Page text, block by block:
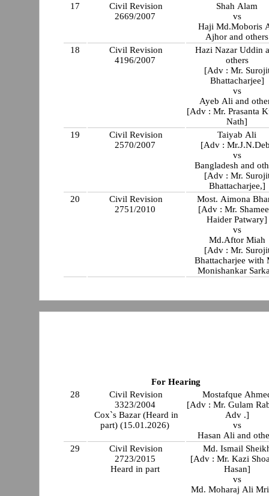
17
Civil Revision
2669/2007
Shah Alam
vs
Haji Md.Moboris
Ajhor and others
18
Civil Revision
4196/2007
Hazi Nazar Uddin
others
[Adv : Mr.
Bhattacharjee]
vs
Ayeb Ali and
[Adv : Mr. Prasanta
Nath]
19
Civil Revision
2570/2007
Taiyab Ali
[Adv :
vs
Bangladesh and
[Adv : Mr.
Bhattacharjee,]
20
Civil Revision
2751/2010
Most. Aimona
[Adv : Mr.
Haider Patwary]
vs
Md.Aftor Miah
[Adv : Mr.
Bhattacharjee with
Monishankar
For Hearing
28
Civil Revision
3323/2004
Cox`s Bazar (Heard in
part) (15.01.2026)
Mostafque
[Adv : Mr. Gulam
Adv .]
vs
Hasan Ali and
29
Civil Revision
2723/2015
Heard in part
Md. Ismail
[Adv : Mr. Kazi
Hasan]
vs
Md. Moharaj Ali